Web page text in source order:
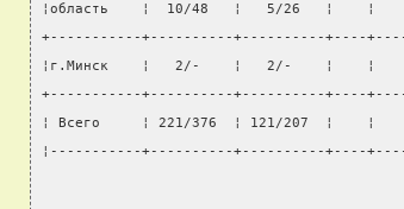
¦область    ¦  10/48   ¦   5/26   ¦
+-----------+----------+----------+----
¦г.Минск    ¦   2/-    ¦   2/-    ¦
+-----------+----------+----------+----
¦ Всего     ¦ 221/376  ¦ 121/207  ¦    ¦
¦-----------+----------+----------+----